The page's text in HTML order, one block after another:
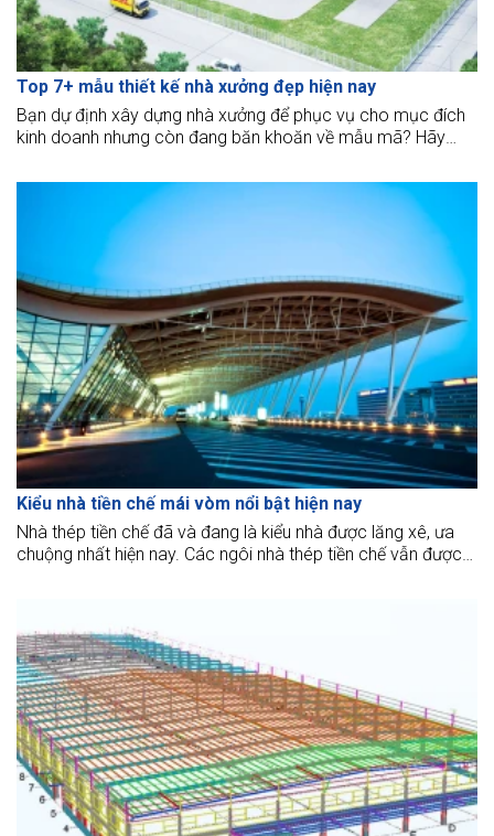
Top 7+ mẫu thiết kế nhà xưởng đẹp hiện nay
Bạn dự định xây dựng nhà xưởng để phục vụ cho mục đích
kinh doanh nhưng còn đang băn khoăn về mẫu mã? Hãy
Kiểu nhà tiền chế mái vòm nổi bật hiện nay
Nhà thép tiền chế đã và đang là kiểu nhà được lăng xê, ưa
chuộng nhất hiện nay. Các ngôi nhà thép tiền chế vẫn được